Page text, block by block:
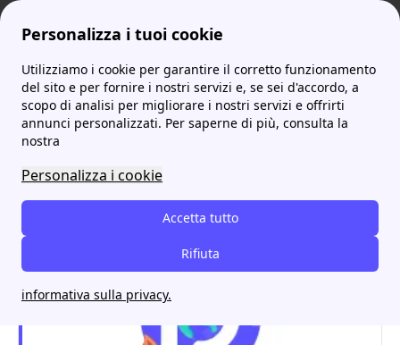
Personalizza i tuoi cookie
Utilizziamo i cookie per garantire il corretto funzionamento
del sito e per fornire i nostri servizi e, se sei d'accordo, a
scopo di analisi per migliorare i nostri servizi e offrirti
annunci personalizzati. Per saperne di più, consulta la
nostra
Personalizza i cookie
Accetta tutto
Rifiuta
informativa sulla privacy.
ProntoBolletta Fornitori Scopri Ok Energie: tutto su Contatti, Offerte e Recensioni
Scopri Ok Energie: tutto su
Contatti, Offerte e
Recensioni